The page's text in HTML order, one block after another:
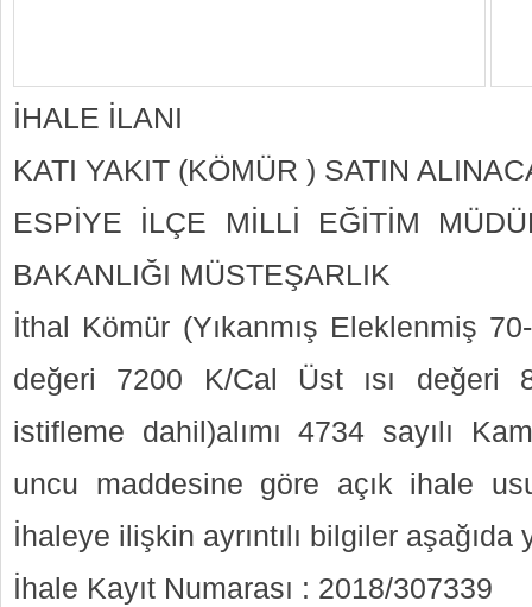
İHALE İLANI
KATI YAKIT (KÖMÜR ) SATIN
ESPİYE İLÇE MİLLİ EĞİTİM
BAKANLIĞI MÜSTEŞARLIK
İthal Kömür (Yıkanmış Eleklenmiş
değeri 7200 K/Cal Üst ısı değeri
istifleme dahil)alımı 4734 sayılı
uncu maddesine göre açık ihale
İhaleye ilişkin ayrıntılı bilgiler aşağıda
İhale Kayıt Numarası : 2018/307339